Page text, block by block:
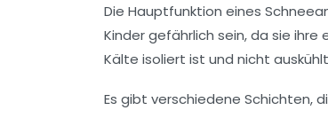
Die Hauptfunktion eines
Kinder gefährlich sein, da sie
Kälte isoliert ist und nicht
Es gibt verschiedene Schichten,